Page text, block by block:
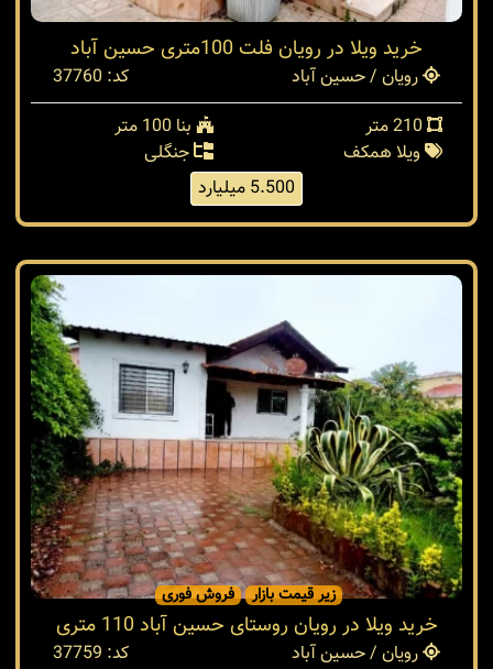
خرید ویلا در رویان فلت 100متری حسین آباد
رویان / حسین آباد
کد: 37760
بنا 100 متر
ویلا همکف
جنگلی
5.500 میلیارد
زیر قیمت بازار فروش فوری
خرید ویلا در رویان روستای حسین آباد 110 متری
رویان / حسین آباد
کد: 37759